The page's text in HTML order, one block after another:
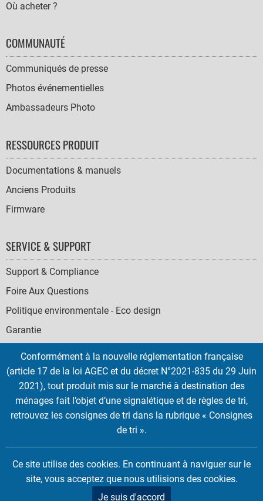
Où acheter ?
COMMUNAUTÉ
Communiqués de presse
Photos événementielles
Ambassadeurs Photo
RESSOURCES PRODUIT
Documentations & manuels
Anciens Produits
Firmware
SERVICE & SUPPORT
Support & Compliance
Foire Aux Questions
Politique environmentale - Eco design
Garantie
SOCIAL
ICONS
Deutsch Italian
Copyright © 2026 EMTEC, All rights reserved.
EMTEC® IS A REGISTERED TRADEMARK OF THE DEXXON GROUP.
Conformément à la nouvelle réglementation française
(article 17 de la loi AGEC et du décret N°2021-835 du 29 Juin
2021), tout produit mis sur le marché à destination des
ménages fait l’objet d’une signalétique et de règles de tri,
retrouvez les consignes de tri dans la rubrique « Consignes
de tri ».
Ce site utilise des cookies. En continuant à naviguer sur le
site, vous acceptez que nous utilisions des cookies.
Je suis d'accord